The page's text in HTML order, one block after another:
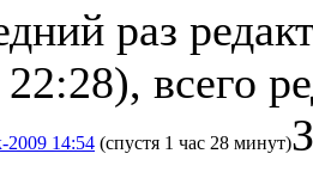
раз
всего
2009 14:54 (спустя 1 час 28 минут)